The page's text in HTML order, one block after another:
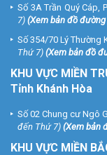
Số 3A Trần Quý Cáp,
7) (Xem bản đồ
Số 354/70 Lý Thường
Thứ 7) (Xem bản đồ
KHU VỰC MIỀN
Tỉnh Khánh Hòa
Số 02 Chung cư Ngô
đến Thứ 7) (Xem bản
KHU VỰC MIỀN